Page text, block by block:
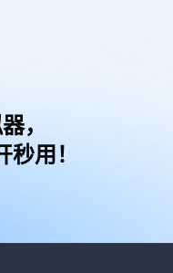
，
用！